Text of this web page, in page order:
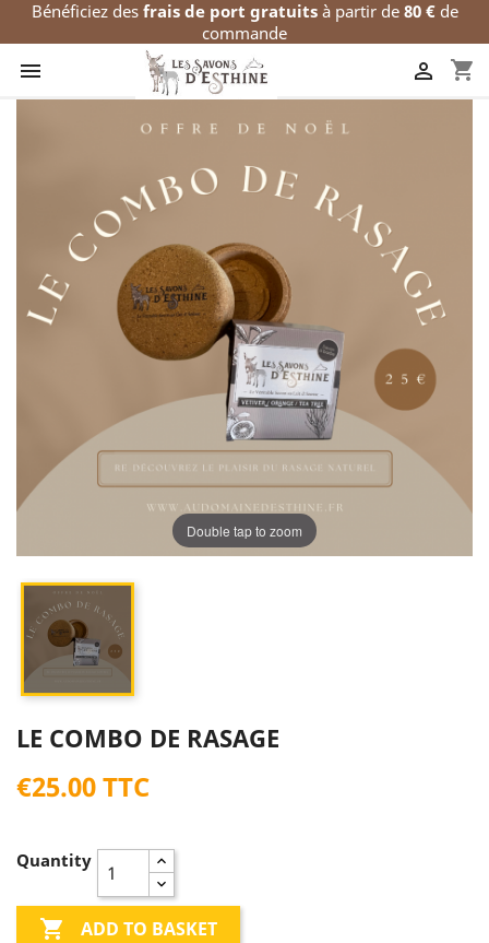
Bénéficiez des frais de port gratuitsà partir de 80 €de
commande
 shopping_cart

Double tap to zoom
LE COMBO DE RASAGE
€25.00 TTC
Quantity
 ADD TO BASKET